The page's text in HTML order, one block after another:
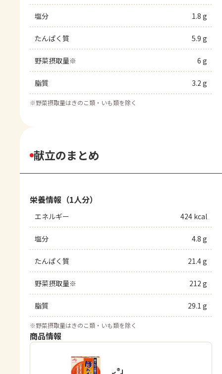
塩分 1.8 g
たんぱく質 5.9 g
野菜摂取量※ 6 g
脂質 3.2 g
※野菜摂取量はきのこ類・いも類を除く
献立のまとめ
栄養情報（1人分）
エネルギー 424 kcal
塩分 4.8 g
たんぱく質 21.4 g
野菜摂取量※ 212 g
脂質 29.1 g
※野菜摂取量はきのこ類・いも類を除く
商品情報
「ほんだし®」